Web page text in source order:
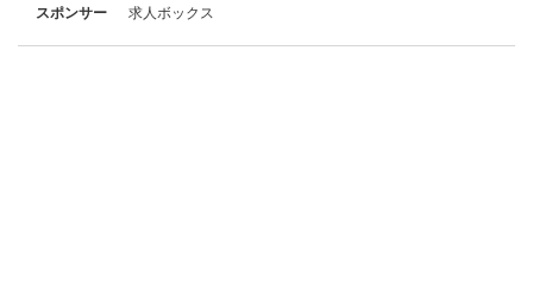
スポンサー
求人ボックス